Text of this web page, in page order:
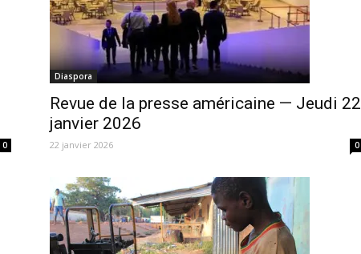
0
Diaspora
Revue de la presse américaine — Jeudi 22
janvier 2026
22 janvier 2026 0